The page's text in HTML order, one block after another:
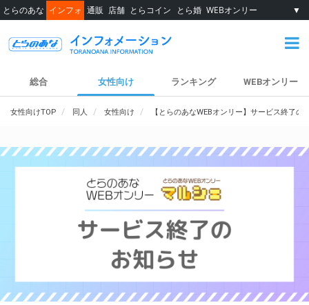
とらのあな インフォ 通販 店舗 とらコイン とら婚 WEBオンリー ▼
総合 女性向け ランキング WEBオンリー
女性向けTOP 同人 女性向け 【とらのあなWEBオンリー】サービス終了の